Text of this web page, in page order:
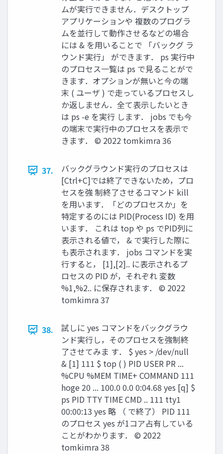
ムが実行できません．デスクトップ
アプリケーションや 複数のプログラ
ムを並行して動作させるなどの場合
には & を用いることで 「バックグ ラ
ウンド実行」 ができます． ps 実行中
のプロセス一覧は ps で見ることがで
きます．オプションが無いと今の端
末 ( ユーザ ) で走っているプロセスし
か返しません．全て表示したいとき
は ps -e を実行 します． jobs でも今
の端末で実行中のプロセスを表示で
きます． ©︎ 2022 tomkimra 36
37.
バックグラウンド実行のプロセスは
[Ctrl+C]では終了できないため，プロ
セスを強 制終了させるコマンド kill
を用います．「どのプロセスか」を
特定するのには PID(Process ID) を用
います． これは top や ps でPID列に
表示される値で， & で実行した際に
も表示されます． jobs コマンドを実
行すると， [1],[2].. に表示されるプ
ロセスの PID が，それぞれ 変数
%1,%2.. に保存されます． ©︎ 2022
tomkimra 37
38.
試しに yes コマンドをバックグラウ
ンド実行し，そのプロセスを強制終
了させてみま す． $ yes > /dev/null
& [1] 111 $ top ( ) PID USER PR ...
%CPU %MEM TIME+ COMMAND 111
hoge 20 ... 100.0 0.0 0:04.68 yes [q] $
ps PID TTY TIME CMD .. 111 tty1
00:00:13 yes 略 （ で終了） PID 111
のプロセス yes が1コア占有している
ことがわかります． ©︎ 2022
tomkimra 38